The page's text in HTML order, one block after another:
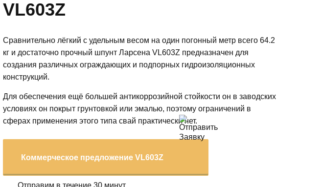
VL603Z
Сравнительно лёгкий с удельным весом на один погонный метр всего 64.2
кг и достаточно прочный шпунт Ларсена VL603Z предназначен для
создания различных ограждающих и подпорных гидроизоляционных
конструкций.
Для обеспечения ещё большей антикоррозийной стойкости он в заводских
условиях он покрыт грунтовкой или эмалью, поэтому ограничений в
сферах применения этого типа свай практически нет.
Коммерческое предложение VL603Z